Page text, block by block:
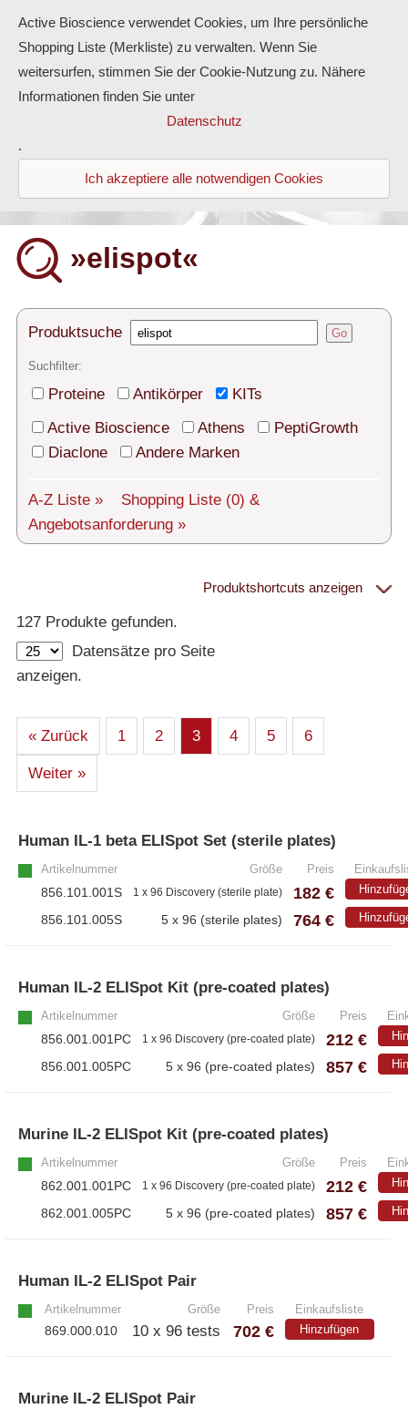
Antikörper
ELISA-Kits
Diaclone Produkte
Home
Produkte
Kontakt
Versand
Über uns
Service
Login
English
»elispot«
Produktsuche Go
Suchfilter:
Proteine Antikörper
KITs
Active Bioscience
Athens
PeptiGrowth
Diaclone
Andere Marken
A-Z Liste » Shopping Liste (0) &
Angebotsanforderung »
Proteine
– Alle Proteine
– Human
– Cell culture tested premium (cct-premium)
– Alle Athens Produkte
– Proteine
– Antikörper
PeptiGrowth
– EliSpot-Kits
Produktshortcuts anzeigen
127 Produkte gefunden.
Datensätze pro Seite
anzeigen.
« Zurück 1 2 3 4 5 6
Weiter »
Human IL-1 beta ELISpot Set (sterile plates)
Artikelnummer Größe Preis
856.101.001S 1 x 96 Discovery (sterile plate) 182 €
856.101.005S 5 x 96 (sterile plates) 764 €
Human IL-2 ELISpot Kit (pre-coated plates)
Artikelnummer Größe Preis
856.001.001PC 1 x 96 Discovery (pre-coated plate) 212 €
856.001.005PC 5 x 96 (pre-coated plates) 857 €
Murine IL-2 ELISpot Kit (pre-coated plates)
Artikelnummer Größe Preis
862.001.001PC 1 x 96 Discovery (pre-coated plate) 212 €
862.001.005PC 5 x 96 (pre-coated plates) 857 €
Human IL-2 ELISpot Pair
Artikelnummer Größe Preis Einkaufsliste
869.000.010 10 x 96 tests 702 € Hinzufügen
Murine IL-2 ELISpot Pair
Active Bioscience verwendet Cookies, um Ihre persönliche
Shopping Liste (Merkliste) zu verwalten. Wenn Sie
weitersurfen, stimmen Sie der Cookie-Nutzung zu. Nähere
Informationen finden Sie unter
Datenschutz
.
Ich akzeptiere alle notwendigen Cookies